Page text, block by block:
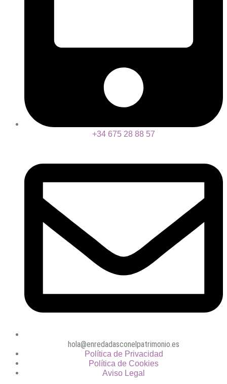
+34 675 28 88 57
hola@enredadasconelpatrimonio.es
Política de Privacidad
Política de Cookies
Aviso Legal